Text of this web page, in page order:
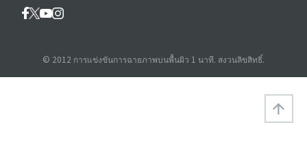
© 2012 การแข่งขันการฉายภาพบนพื้นผิว 1 นาที. สงวนลิขสิทธิ์.